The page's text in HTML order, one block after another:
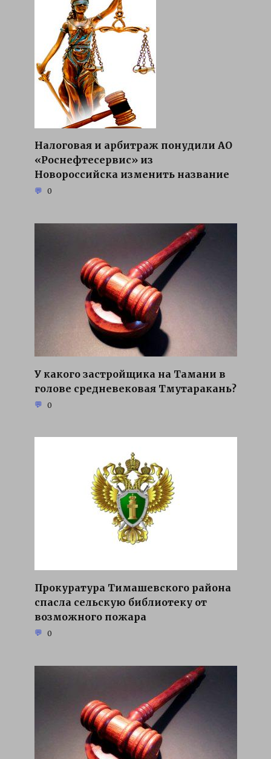
Налоговая и арбитраж понудили АО
«Роснефтесервис» из
Новороссийска изменить название
0
У какого застройщика на Тамани в
голове средневековая Тмутаракань?
0
Прокуратура Тимашевского района
спасла сельскую библиотеку от
возможного пожара
0